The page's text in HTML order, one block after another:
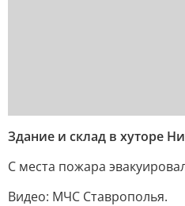
Здание и склад в хуторе
С места пожара
Видео: МЧС Ставрополья.